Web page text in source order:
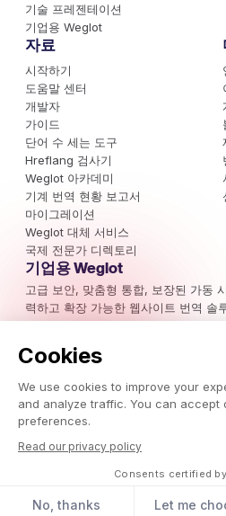
Cookies
We use cookies to improve your
and analyze traffic. You can accept
preferences.
Read our privacy policy
Consents certified by
No, thanks Let me
기술 프레젠테이션
기업용 Weglot
자료
시작하기
도움말 센터
개발자
가이드
단어 수 세는 도구
Hreflang 검사기
Weglot 아카데미
기계 번역 현황 보고서
마이그레이션
Weglot 대체 서비스
국제 전문가 디렉토리
기업용 Weglot
고급 보안, 맞춤형 통합, 보장된 가동
력하고 확장 가능한 웹사이트 번역 솔
데모 예약하기
뉴스레터 구독하기
국제 마케팅 캠페인, 트렌드 및 주목할